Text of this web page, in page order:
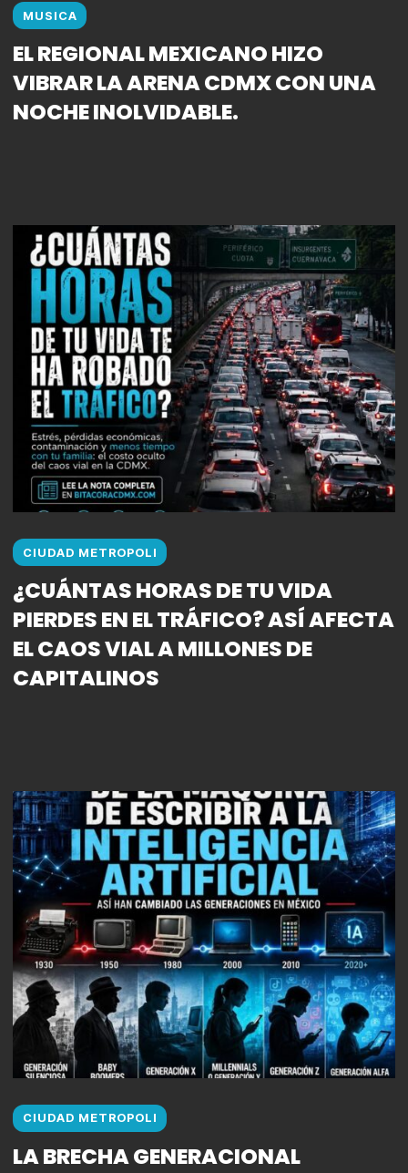
MUSICA
EL REGIONAL MEXICANO HIZO
VIBRAR LA ARENA CDMX CON UNA
NOCHE INOLVIDABLE.
CIUDAD METROPOLI
¿CUÁNTAS HORAS DE TU VIDA
PIERDES EN EL TRÁFICO? ASÍ AFECTA
EL CAOS VIAL A MILLONES DE
CAPITALINOS
CIUDAD METROPOLI
LA BRECHA GENERACIONAL